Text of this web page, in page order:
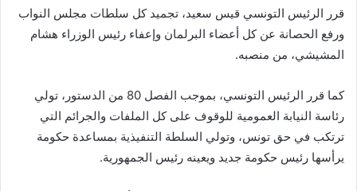
قرر الرئيس التونسي قيس سعيد، تجميد كل سلطات مجلس النواب
ورفع الحصانة عن كل أعضاء البرلمان وإعفاء رئيس الوزراء هشام
المشيشي، من منصبه.
كما قرر الرئيس التونسي، بموجب الفصل 80 من الدستور، تولي
رئاسة النيابة العمومية للوقوف على كل الملفات والجرائم التي
ترتكب في حق تونس، وتولي السلطة التنفيذية بمساعدة حكومة
يرأسها رئيس حكومة جديد ويعينه رئيس الجمهورية.